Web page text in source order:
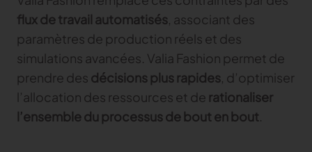
Gerber Atria
Relevez n’importe quel défi de découpe de tissu
Achieve exceptional quality and performance
with a tension-free spreading solution.
Content Hub
Content Hub
Content Hub
flux de travail automatisés, associant des
paramètres de production réels et des
simulations avancées. Valia Fashion permet de
prendre des décisions plus rapides, d’optimiser
l’allocation des ressources et de rationaliser
l’ensemble du processus de bout en bout.